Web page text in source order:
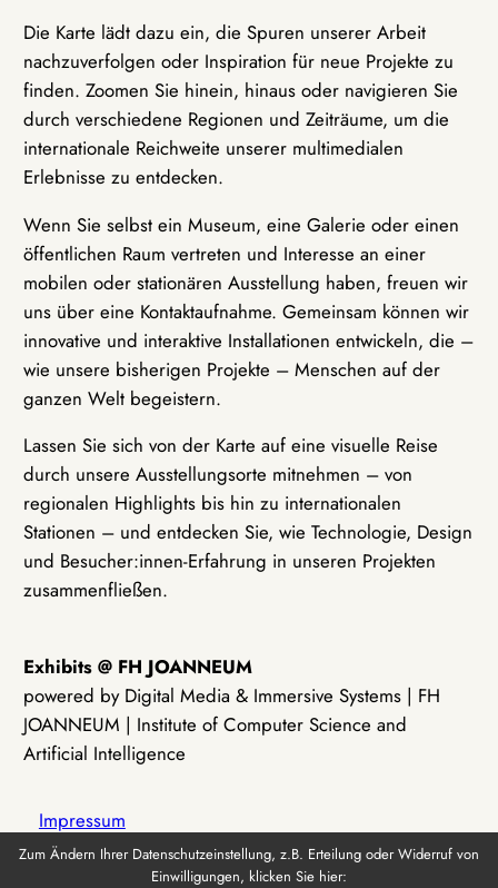
Die Karte lädt dazu ein, die Spuren unserer Arbeit
nachzuverfolgen oder Inspiration für neue Projekte zu
finden. Zoomen Sie hinein, hinaus oder navigieren Sie
durch verschiedene Regionen und Zeiträume, um die
internationale Reichweite unserer multimedialen
Erlebnisse zu entdecken.
Wenn Sie selbst ein Museum, eine Galerie oder einen
öffentlichen Raum vertreten und Interesse an einer
mobilen oder stationären Ausstellung haben, freuen wir
uns über eine Kontaktaufnahme. Gemeinsam können wir
innovative und interaktive Installationen entwickeln, die –
wie unsere bisherigen Projekte – Menschen auf der
ganzen Welt begeistern.
Lassen Sie sich von der Karte auf eine visuelle Reise
durch unsere Ausstellungsorte mitnehmen – von
regionalen Highlights bis hin zu internationalen
Stationen – und entdecken Sie, wie Technologie, Design
und Besucher:innen-Erfahrung in unseren Projekten
zusammenfließen.
Exhibits @ FH JOANNEUM
powered by Digital Media & Immersive Systems | FH
JOANNEUM | Institute of Computer Science and
Artificial Intelligence
Impressum
Zum Ändern Ihrer Datenschutzeinstellung, z.B. Erteilung oder Widerruf von
Einwilligungen, klicken Sie hier: